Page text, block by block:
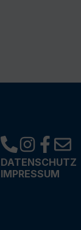
DATENSCHUTZ
IMPRESSUM